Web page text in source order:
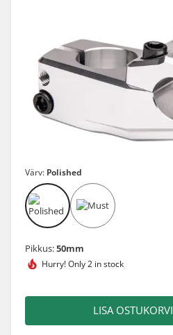
Värv: Polished
Pikkus:50mm
Hurry!Only 2 in stock
LISA OSTUKORVI